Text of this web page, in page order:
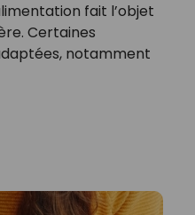
fait l’objet
Certaines
notamment